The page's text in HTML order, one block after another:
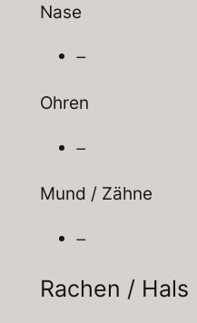
Nase
–
Ohren
–
Mund / Zähne
–
Rachen / Hals